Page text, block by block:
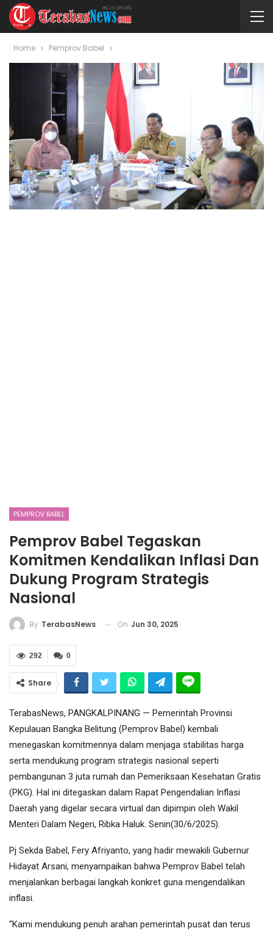
Home Pemprov Babel
PEMPROV BABEL
Pemprov Babel Tegaskan
Komitmen Kendalikan Inflasi Dan
Dukung Program Strategis
Nasional
By TerabasNews On Jun 30, 2025
0
292
Share
TerabasNews, PANGKALPINANG — Pemerintah Provinsi
Kepulauan Bangka Belitung (Pemprov Babel) kembali
menegaskan komitmennya dalam menjaga stabilitas harga
serta mendukung program strategis nasional seperti
pembangunan 3 juta rumah dan Pemeriksaan Kesehatan Gratis
(PKG). Hal ini ditegaskan dalam Rapat Pengendalian Inflasi
Daerah yang digelar secara virtual dan dipimpin oleh Wakil
Menteri Dalam Negeri, Ribka Haluk. Senin(30/6/2025).
Pj Sekda Babel, Fery Afriyanto, yang hadir mewakili Gubernur
Hidayat Arsani, menyampaikan bahwa Pemprov Babel telah
menjalankan berbagai langkah konkret guna mengendalikan
inflasi.
“Kami mendukung penuh arahan pemerintah pusat dan terus